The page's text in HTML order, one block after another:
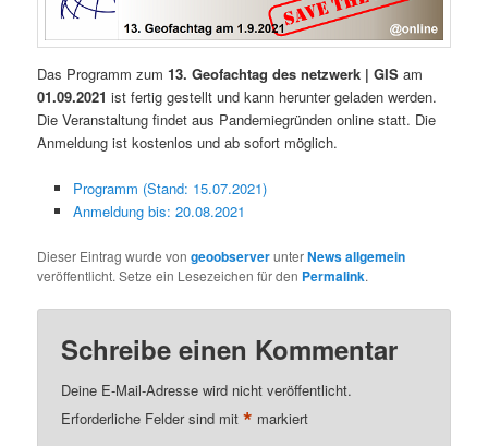
Das Programm zum13. Geofachtag des netzwerk | GIS am
01.09.2021 ist fertig gestellt und kann herunter geladen werden.
Die Veranstaltung findet aus Pandemiegründen online statt. Die
Anmeldung ist kostenlos und ab sofort möglich.
Programm (Stand: 15.07.2021)
Anmeldung bis: 20.08.2021
Dieser Eintrag wurde vongeoobserverunterNews allgemein
veröffentlicht. Setze ein Lesezeichen für den Permalink.
Schreibe einen Kommentar
Deine E-Mail-Adresse wird nicht veröffentlicht.
Erforderliche Felder sind mit* markiert